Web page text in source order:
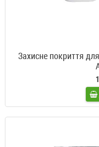
Захисне покриття